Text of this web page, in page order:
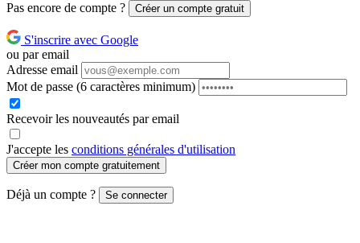
Pas encore de compte ? Créer un compte gratuit
S'inscrire avec Google
ou par email
Adresse email
Mot de passe (6 caractères minimum)
Recevoir les nouveautés par email
J'accepte les conditions générales d'utilisation
Créer mon compte gratuitement
Déjà un compte ? Se connecter